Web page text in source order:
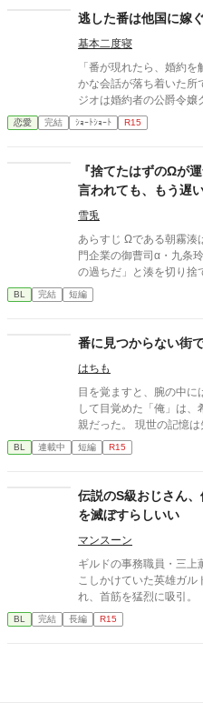
め上手なラキの周りには
方、ディートリヒだけ
逃した番は他国に嫁ぐ
基本二度寝
「番が現れたら、婚約を解消してほし
かな会話が落ち着いた所
ジオは婚約者の公爵令嬢グリシ
るこの国で、番というも
る。 だから、グリシアも頷いた。 「はい。わかりました。お互い
シアに答えに満足した
がる感情。 こちらの希望を受け入れられたはずのに…、何故か、
もやっとした気持ちにな
恋愛 完結 ｼｮｰﾄｼｮｰﾄ R15
『捨てたはずのΩが
言われても、もう遅
雪兎
あらすじ Ωである朝霧湊は、事故のような一夜をきっかけに、名
門企業の御曹司α・九条玲司と関係を
の過ちだ」と湊を切り捨
を選んだ。 深く傷ついた湊は、彼の前から姿を消す。 数か月後―
―。 湊の身体は、これまで誰も知らなかった希少な『遅咲きΩ』
たと知る。 「戻ってきてくれ」 今さら必死に追いかけてくる玲
司。 だが湊の隣には、自分を支え続けてくれた医師のα・神崎伊
織がいた。 「あなたは俺を捨てたでしょう」 後悔に苦しむα、執
着する第二のα、そして希少Ωを巡
くないΩが最後に選ぶ相手とは――。 捨て
速する、すれ違いオメガ
BL 完結 短編
番に見つからない街
はちも
目を覚ますと、腕の中に
して目覚めた「俺」は
親だった。 現世の記憶は失われているが、 この子を守らなければ
ならない、という想いだけは
助けられ、魔石への魔力
明の番を探す噂が、静か
ただ、この子との生活を守りたい。 これは、
BL 連載中 短編 R15
伝説のS級おじさん
を滅ぼすらしいい
マンスーン
ギルドの事務職員・三上
こしかけていた英雄ガル
れ、首筋を猛烈に吸引
び、離れなくなってしまう。 最強おじさん(変態)×ギルド
員(平凡) 世界観が現代日本、異世界ごちゃ混ぜ設定になっており
BL 完結 長編 R15